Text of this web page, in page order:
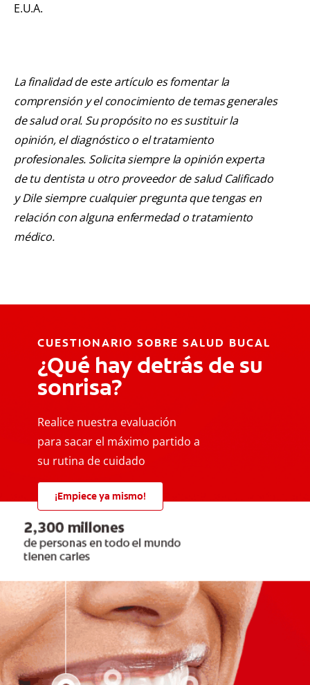
E.U.A.
La finalidad de este artículo es fomentar la
comprensión y el conocimiento de temas generales
de salud oral. Su propósito no es sustituir la
opinión, el diagnóstico o el tratamiento
profesionales. Solicita siempre la opinión experta
de tu dentista u otro proveedor de salud Calificado
y Dile siempre cualquier pregunta que tengas en
relación con alguna enfermedad o tratamiento
médico.
CUESTIONARIO SOBRE SALUD BUCAL
¿Qué hay detrás de su
sonrisa?
Realice nuestra evaluación
para sacar el máximo partido a
su rutina de cuidado
¡Empiece ya mismo!